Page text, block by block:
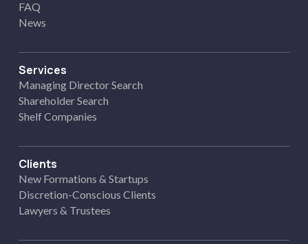
FAQ
News
Services
Managing Director Search
Shareholder Search
Shelf Companies
Clients
New Formations & Startups
Discretion-Conscious Clients
Lawyers & Trustees